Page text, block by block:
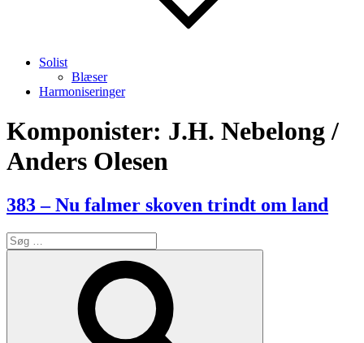
Solist
Blæser
Harmoniseringer
Komponister: J.H. Nebelong /
Anders Olesen
383 – Nu falmer skoven trindt om land
Søg
efter: